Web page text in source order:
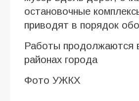
остановочные
приводят в порядок
Работы продолжаются
районах города
Фото УЖКХ